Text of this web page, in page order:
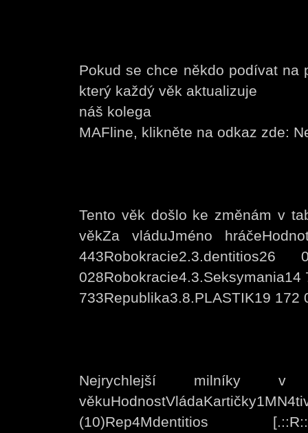
Pokud se chce někdo podívat na
který každý věk aktualizuje
náš kolega
MAFline, klikněte na odkaz zde:
Tento věk došlo ke změnám v
věkZa vláduJméno
733Republika3.8.PLASTIK19 172
Nejrychlejší milníky v
(10)Rep4Mdentitios